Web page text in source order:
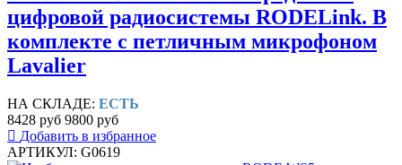
цифровой радиосистемы RODELink. В
комплекте с петличным микрофоном
Lavalier
НА СКЛАДЕ: ЕСТЬ
8428 руб 9800 руб
Добавить в избранное
АРТИКУЛ: G0619